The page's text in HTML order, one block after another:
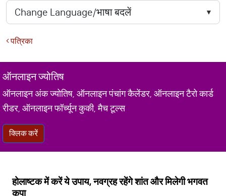
पत्रिका
ऑनलाइन ज्योतिष
ऑनलाइन अंक ज्योतिष, ऑनलाइन पंचांग कैलेंडर, ऑनलाइन टैरो कार्ड
रीडर, ऑनलाइन फॉर्च्यून कुकी, मैच टूल्स
क्लिक करें
होलाष्टक में करें ये उपाय, नवग्रह रहेंगे शांत और मिलेगी भगवत
कृपा